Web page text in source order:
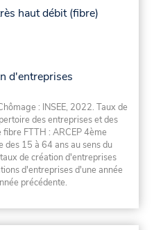
haut débit (fibre)
d'entreprises
: INSEE, 2022. Taux de
des entreprises et des
FTTH : ARCEP 4ème
15 à 64 ans au sens du
de création d'entreprises
d'entreprises d'une année
précédente.